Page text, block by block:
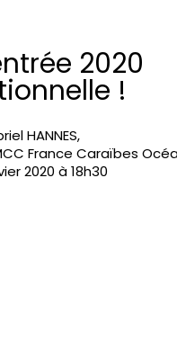
2020
!
HANNES,
France Caraïbes
2020 à 18h30